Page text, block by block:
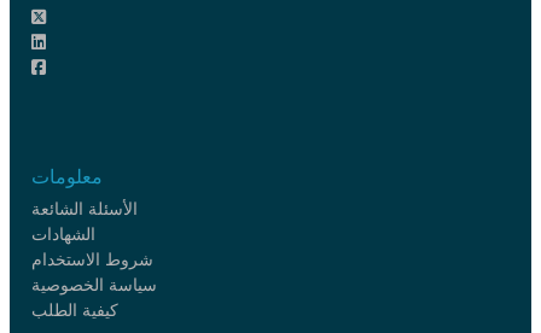
معلومات
الأسئلة الشائعة
الشهادات
شروط الاستخدام
سياسة الخصوصية
كيفية الطلب